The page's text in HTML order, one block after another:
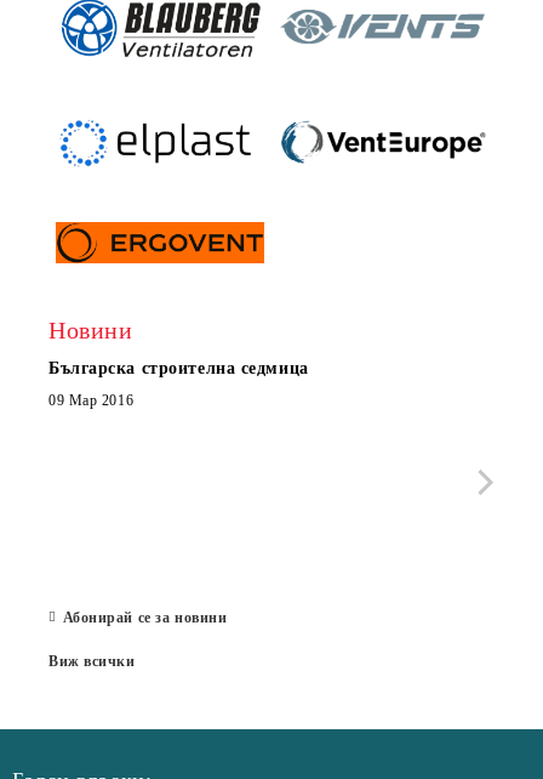
Новини
Българска строителна седмица
09 Мар 2016
Абонирай се за новини
Виж всички